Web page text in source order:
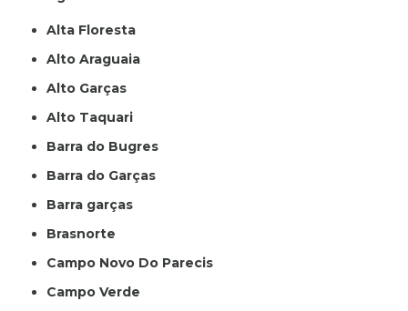
Alta Floresta
Alto Araguaia
Alto Garças
Alto Taquari
Barra do Bugres
Barra do Garças
Barra garças
Brasnorte
Campo Novo Do Parecis
Campo Verde